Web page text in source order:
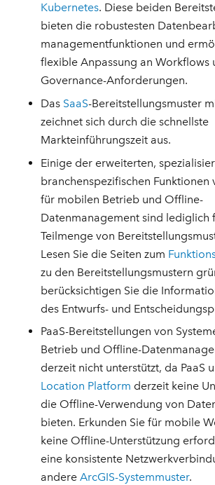
Kubernetes. Diese beiden
bieten die robustesten
managementfunktionen und
flexible Anpassung an Workflows
Governance-Anforderungen.
Das SaaS-Bereitstellungsmuster
zeichnet sich durch die schnellste
Markteinführungszeit aus.
Einige der erweiterten,
branchenspezifischen Funktionen
für mobilen Betrieb und Offline-
Datenmanagement sind lediglich
Teilmenge von
Lesen Sie die Seiten zum
zu den Bereitstellungsmustern
berücksichtigen Sie die
des Entwurfs- und
PaaS-Bereitstellungen von
Betrieb und Offline-
derzeit nicht unterstützt, da PaaS
Location Platform derzeit keine
die Offline-Verwendung von
bieten. Erkunden Sie für mobile
keine Offline-Unterstützung
eine konsistente
andereArcGIS-Systemmuster.